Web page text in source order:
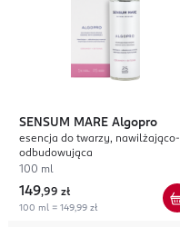
SENSUM MARE Algopro
esencja do twarzy, nawilżająco-
odbudowująca
100 ml
149,99 zł
100 ml = 149,99 zł